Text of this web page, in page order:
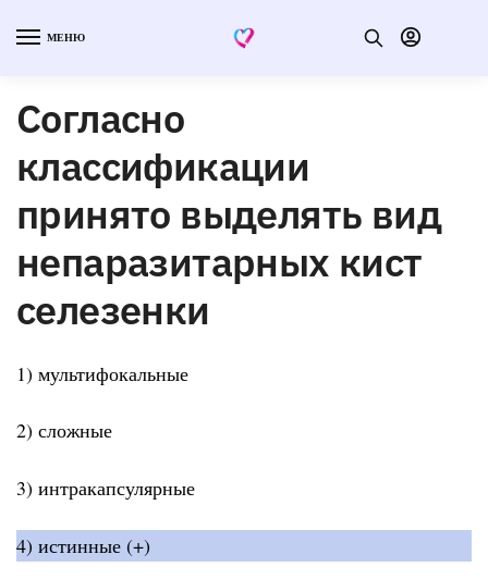
МЕНЮ
Согласно
классификации
принято выделять вид
непаразитарных кист
селезенки
1) мультифокальные
2) сложные
3) интракапсулярные
4) истинные (+)